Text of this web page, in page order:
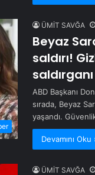
ÜMİT SAVĞA
Beyaz
saldırı!
ABD Başkanı
sırada, Beyaz
yaşandı.
Devamını Oku
ÜMİT SAVĞA